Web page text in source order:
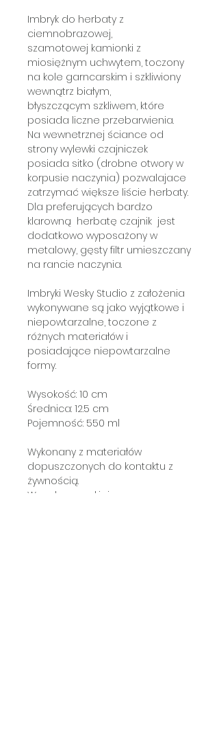
Imbryk do herbaty z
ciemnobrazowej,
szamotowej kamionki z
miosiężnym uchwytem, toczony
na kole garncarskim i szkliwiony
wewnątrz białym,
błyszczącym szkliwem, które
posiada liczne przebarwienia.
Na wewnetrznej ściance od
strony wylewki czajniczek
posiada sitko (drobne otwory w
korpusie naczynia) pozwalajace
zatrzymać większe liście herbaty.
Dla preferujących bardzo
klarowną herbatę czajnik jest
dodatkowo wyposażony w
metalowy, gęsty filtr umieszczany
na rancie naczynia.
Imbryki Wesky Studio z założenia
wykonywane są jako wyjątkowe i
niepowtarzalne, toczone z
różnych materiałów i
posiadające niepowtarzalne
formy.
Wysokość: 10 cm
Średnica: 12.5 cm
Pojemność: 550 ml
Wykonany z materiałów
dopuszczonych do kontaktu z
żywnością.
Wypał w wysokiej